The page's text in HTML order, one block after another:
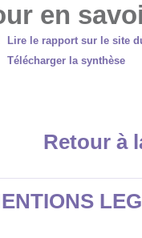
en
Lire le rapport sur le site
Télécharger la synthèse
Retour à